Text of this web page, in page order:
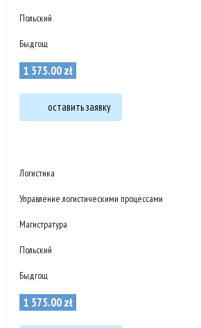
Польский
Быдгощ
1 575.00zł
оставить заявку
Логистика
Управление логистическими процессами
Магистратура
Польский
Быдгощ
1 575.00zł